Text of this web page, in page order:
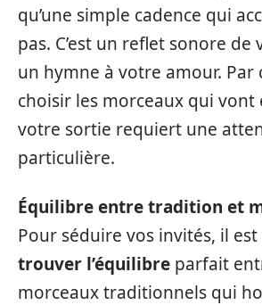
qu’une simple cadence qui
pas. C’est un reflet sonore de
un hymne à votre amour. Par
choisir les morceaux qui
votre sortie requiert une
particulière.
Équilibre entre tradition et
Pour séduire vos invités, il
trouver l’équilibre parfait
morceaux traditionnels qui